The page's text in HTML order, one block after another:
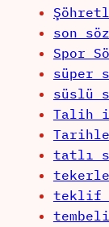
son
Spor
süper
süslü
Talih
tatlı
teklif